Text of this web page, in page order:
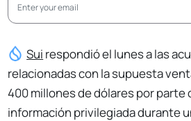
Sui respondió el lunes a las
relacionadas con la supuesta
400 millones de dólares por parte
información privilegiada durante